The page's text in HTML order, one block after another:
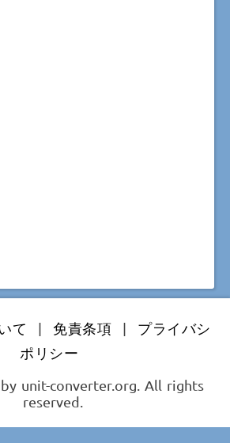
て | 免責条項 |
プライバシ
ポリシー
unit-converter.org. All rights
reserved.